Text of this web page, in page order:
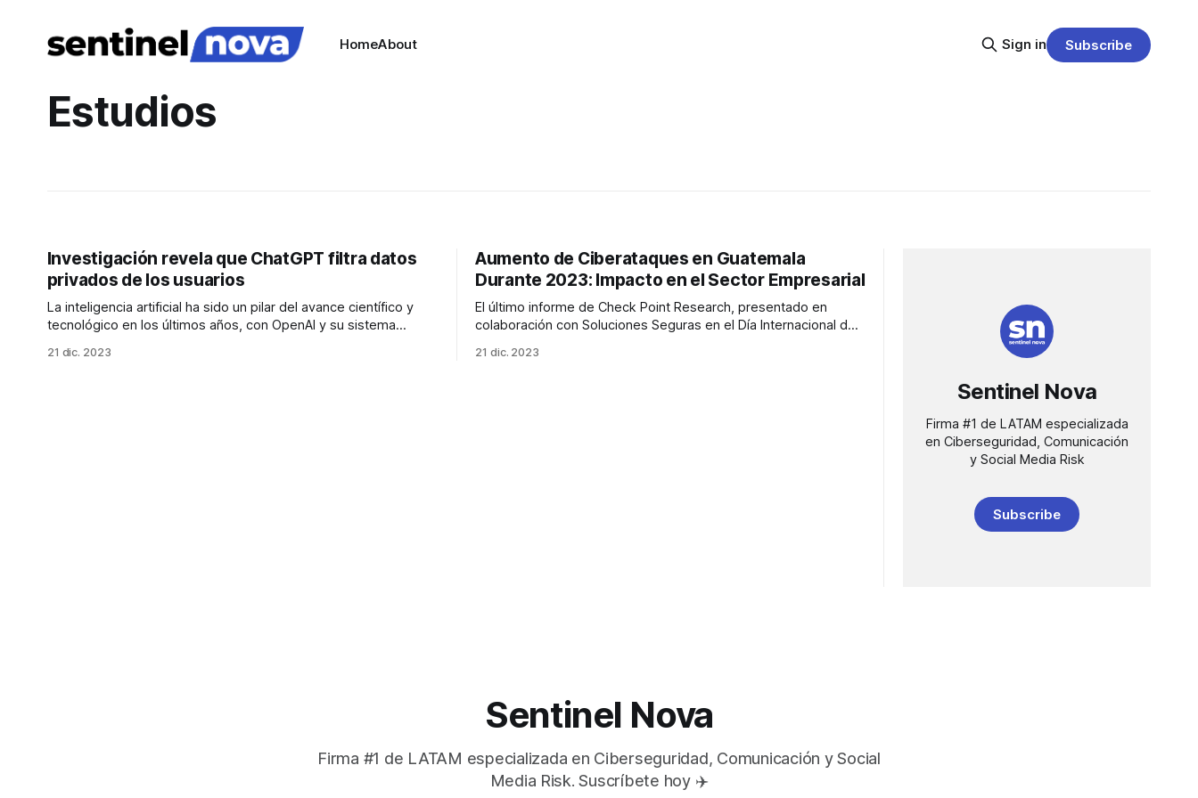
HomeAbout Sign in Subscribe
Estudios
Investigación revela que ChatGPT filtra datos
privados de los usuarios
La inteligencia artificial ha sido un pilar del avance científico y
tecnológico en los últimos años, con OpenAI y su sistema
de Google ha encendido alarmas sobre posibles filtraciones de
21 dic. 2023
Aumento de Ciberataques en Guatemala
Durante 2023: Impacto en el Sector Empresarial
El último informe de Check Point Research, presentado en
colaboración con Soluciones Seguras en el Día Internacional de
ciberataques en Guatemala durante 2023. Este fenómeno
21 dic. 2023
Sentinel Nova
Firma #1 de LATAM especializada
en Ciberseguridad, Comunicación
y Social Media Risk
Subscribe
Sentinel Nova
Firma #1 de LATAM especializada en Ciberseguridad, Comunicación y Social
Media Risk. Suscríbete hoy ✈️